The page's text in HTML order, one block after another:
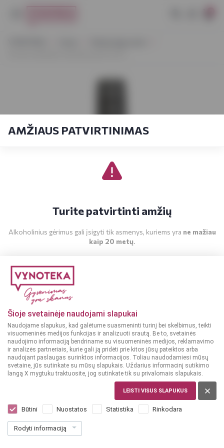
Šioje svetainėje naudojami slapukai
Naudojame slapukus, kad galėtume suasmeninti turinį bei skelbimus, teikti
visuomeninės medijos funkcijas ir analizuoti srautą. Be to, svetainės
naudojimo informaciją bendriname su visuomeninės medijos, reklamavimo
ir analizės partneriais, kurie gali ją pridėti prie kitos jūsų pateiktos arba
naudojant paslaugas surinktos informacijos. Toliau naudodamiesi mūsų
svetaine, jūs sutinkate su mūsų slapukais. Uždarius informacinį sutikimo
langą X mygtuku traktuosite, jog sutinkate tik su privalomais slapukais.
LEISTI VISUS SLAPUKUS
Būtini Nuostatos Statistika Rinkodara
Rodyti informaciją
AMŽIAUS PATVIRTINIMAS
Turite patvirtinti amžių
Alkoholinius gėrimus gali įsigyti tik asmenys, kuriems yra ne mažiau
kaip 20 metų.
Voruta natūralus obuolių vynas 0,75 L
Dar nėra balsų, galite įvertinti
99